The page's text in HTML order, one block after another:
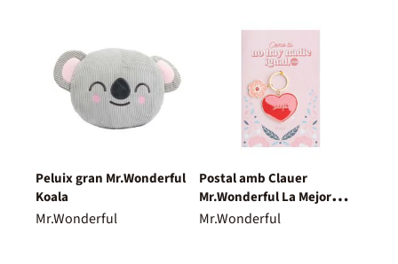
Peluix gran Mr.Wonderful
Koala
Mr.Wonderful
Postal amb Clauer
Mr.Wonderful La Mejor
Mamá
Mr.Wonderful